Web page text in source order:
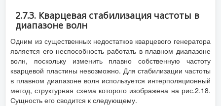
2.7.3. Кварцевая стабилизация частоты в
диапазоне волн
Одним из существенных недостатков кварцевого генератора
является его неспособность работать в плавном диапазоне
волн, поскольку изменить плавно собственную частоту
кварцевой пластины невозможно. Для стабилизации частоты
в плавном диапазоне волн используется интерполяционный
метод, структурная схема которого изображена на рис.2.18.
Сущность его сводится к следующему.